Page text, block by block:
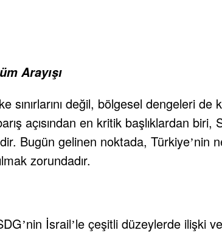
Arayışı
sınırlarını değil, bölgesel dengeleri
açısından en kritik başlıklardan biri,
Bugün gelinen noktada, Türkiye’nin
zorundadır.
’nin İsrail’le çeşitli düzeylerde ilişki